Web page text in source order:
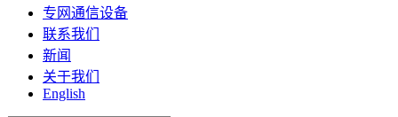
专网通信设备
联系我们
新闻
关于我们
English